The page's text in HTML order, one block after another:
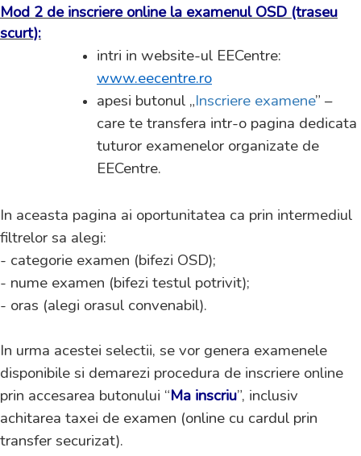
Mod 2 de inscriere online la examenul OSD (traseu
scurt):
intri in website-ul EECentre:
www.eecentre.ro
apesi butonul „Inscriere examene” –
care te transfera intr-o pagina dedicata
tuturor examenelor organizate de
EECentre.
In aceasta pagina ai oportunitatea ca prin intermediul
filtrelor sa alegi:
- categorie examen (bifezi OSD);
- nume examen (bifezi testul potrivit);
- oras (alegi orasul convenabil).
In urma acestei selectii, se vor genera examenele
disponibile si demarezi procedura de inscriere online
prin accesarea butonului “Ma inscriu”, inclusiv
achitarea taxei de examen (online cu cardul prin
transfer securizat).